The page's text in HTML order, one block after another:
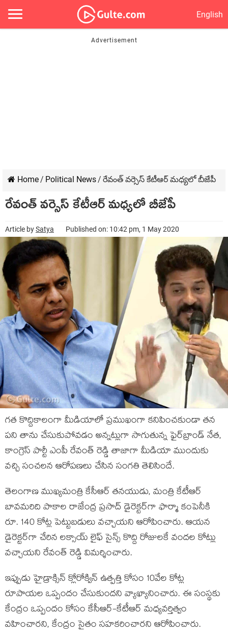
English
Home/ Political News/ రేవంత్ వ‌ర్సెస్ కేటీఆర్ మ‌ధ్య‌లో బీజేపీ
రేవంత్ వ‌ర్సెస్ కేటీఆర్ మ‌ధ్య‌లో బీజేపీ
Article bySatya Published on: 10:42 pm, 1 May 2020
గ‌త కొద్దికాలంగా మీడియాలో ప్ర‌ముఖంగా క‌నిపించ‌కుండా త‌న
ప‌ని తాను చేసుకుపోవ‌డం అన్న‌ట్లుగా సాగుతున్న ఫైర్‌బ్రాండ్ నేత‌,
కాంగ్రెస్ పార్టీ ఎంపీ రేవంత్ రెడ్డి తాజాగా మీడియా ముందుకు
వ‌చ్చి సంచ‌ల‌న ఆరోప‌ణ‌లు చేసిన సంగ‌తి తెలిసిందే.
తెలంగాణ ముఖ్యమంత్రి కేసీఆర్ త‌న‌యుడు, మంత్రి కేటీఆర్
బావ‌మ‌రిది పాకాల రాజేంద్ర ప్ర‌సాద్ డైరెక్టర్‌గా ఫార్మా కంపెనీకి
రూ. 140 కోట్ల పెట్టుబడులు వచ్చాయని ఆరోపించారు. ఆయ‌న
డైరెక్టర్‌గా చేరిన ల‌క్సాయ్ లైఫ్ సైన్స్ కొద్ది రోజులకే వందల కోట్లు
వచ్చాయని రేవంత్ రెడ్డి విమర్శించారు.
ఇప్పుడు హైడ్రాక్సిన్ క్లోరోక్విన్ ఉత్పత్తి కోసం 10వేల కోట్ల
రూపాయల ఒప్పందం చేసుకుందని వ్యాఖ్యానించారు. ఈ సంస్థకు
కేంద్రం ఒప్పందం కోసం కేసీఆర్-కేటీఆర్ మధ్యవర్తిత్వం
వహించారని, కేంద్రం సైతం స‌హ‌క‌రించార‌ని ఆరోపించారు.